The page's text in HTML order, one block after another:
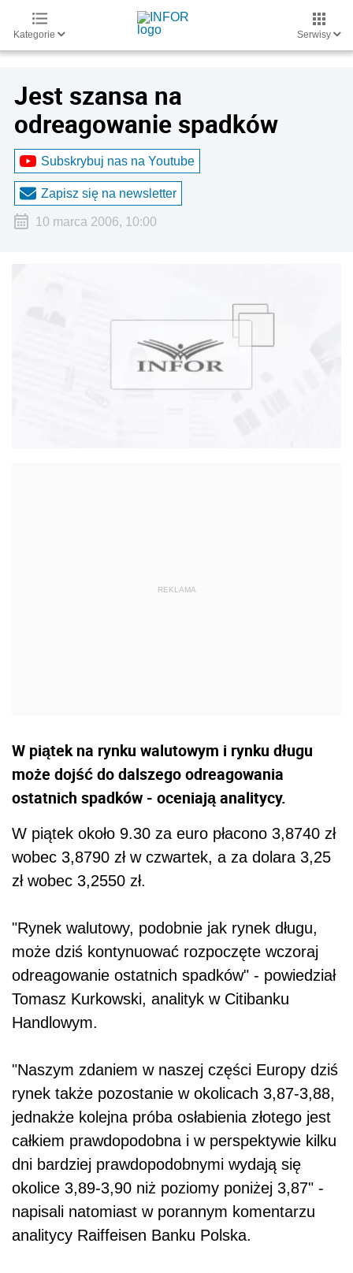
Kategorie Serwisy
Jest szansa na
odreagowanie spadków
Subskrybuj nas na Youtube
Zapisz się na newsletter
10 marca 2006, 10:00
W piątek na rynku walutowym i rynku długu
może dojść do dalszego odreagowania
ostatnich spadków - oceniają analitycy.
W piątek około 9.30 za euro płacono 3,8740 zł
wobec 3,8790 zł w czwartek, a za dolara 3,25
zł wobec 3,2550 zł.
"Rynek walutowy, podobnie jak rynek długu,
może dziś kontynuować rozpoczęte wczoraj
odreagowanie ostatnich spadków" - powiedział
Tomasz Kurkowski, analityk w Citibanku
Handlowym.
"Naszym zdaniem w naszej części Europy dziś
rynek także pozostanie w okolicach 3,87-3,88,
jednakże kolejna próba osłabienia złotego jest
całkiem prawdopodobna i w perspektywie kilku
dni bardziej prawdopodobnymi wydają się
okolice 3,89-3,90 niż poziomy poniżej 3,87" -
napisali natomiast w porannym komentarzu
analitycy Raiffeisen Banku Polska.